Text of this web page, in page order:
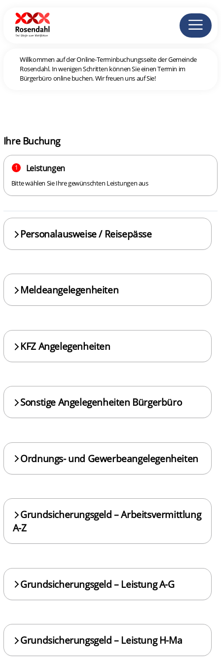
Willkommen auf der Online-Terminbuchungsseite der Gemeinde
Rosendahl. In wenigen Schritten können Sie einen Termin im
Bürgerbüro online buchen. Wir freuen uns auf Sie!
Personalausweise / Reisepässe
Meldeangelegenheiten
KFZ Angelegenheiten
Sonstige Angelegenheiten Bürgerbüro
Ordnungs- und Gewerbeangelegenheiten
Grundsicherungsgeld – Arbeitsvermittlung
A-Z
Grundsicherungsgeld – Leistung A-G
Grundsicherungsgeld – Leistung H-Ma
Ihre Buchung
1 Leistungen
Bitte wählen Sie Ihre gewünschten Leistungen aus